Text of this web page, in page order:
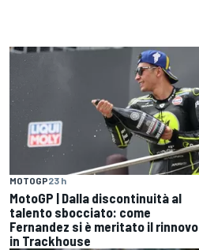
MOTOGP23 h
MotoGP | Dalla discontinuità al
talento sbocciato: come
Fernandez si è meritato il rinnovo
in Trackhouse